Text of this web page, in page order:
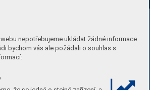
nepotřebujeme ukládat žádné informace
bychom vás ale požádali o souhlas s